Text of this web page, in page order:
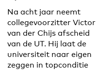
Na acht jaar neemt
collegevoorzitter Victor
van der Chijs afscheid
van de UT. Hij laat de
universiteit naar eigen
zeggen in topconditie